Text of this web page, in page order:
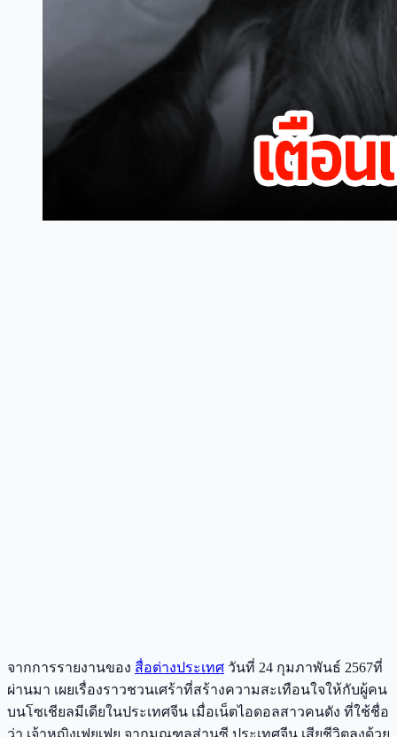
จากการรายงานของ สื่อต่างประเทศ วันที่ 24 กุมภาพันธ์ 2567ที่
ผ่านมา เผยเรื่องราวชวนเศร้าที่สร้างความสะเทือนใจให้กับผู้คน
บนโซเชียลมีเดียในประเทศจีน เมื่อเน็ตไอดอลสาวคนดัง ที่ใช้ชื่อ
ว่า เจ้าหญิงเฟยเฟย จากมณฑลส่านซี ประเทศจีน เสียชีวิตลงด้วย